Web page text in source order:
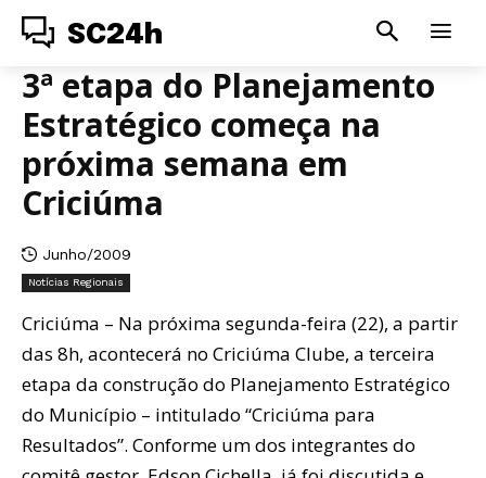
SC24h
3ª etapa do Planejamento
Estratégico começa na
próxima semana em
Criciúma
Junho/2009
Notícias Regionais
Criciúma – Na próxima segunda-feira (22), a partir
das 8h, acontecerá no Criciúma Clube, a terceira
etapa da construção do Planejamento Estratégico
do Município – intitulado “Criciúma para
Resultados”. Conforme um dos integrantes do